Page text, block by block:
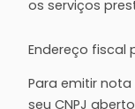
os serviços
Endereço fiscal
Para emitir
seu CNPJ